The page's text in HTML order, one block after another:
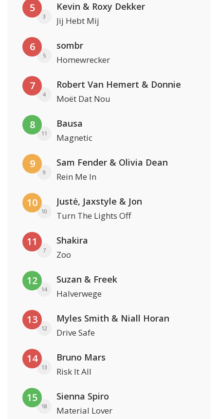
5
3
Kevin & Roxy Dekker
Jij Hebt Mij
6
5
sombr
Homewrecker
7
4
Robert Van Hemert & Donnie
Moët Dat Nou
8
11
Bausa
Magnetic
9
9
Sam Fender & Olivia Dean
Rein Me In
10
10
Justė, Jaxstyle & Jon
Turn The Lights Off
11
7
Shakira
Zoo
12
14
Suzan & Freek
Halverwege
13
12
Myles Smith & Niall Horan
Drive Safe
14
13
Bruno Mars
Risk It All
15
18
Sienna Spiro
Material Lover